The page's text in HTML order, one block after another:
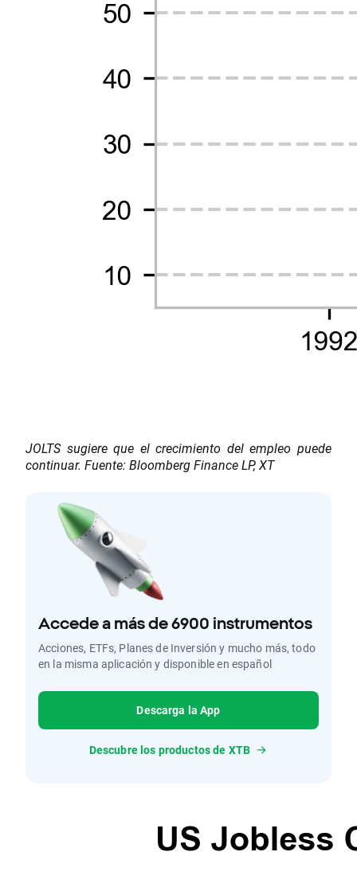
JOLTS sugiere que el crecimiento del empleo puede
continuar. Fuente: Bloomberg Finance LP, XT
Accede a más de 6900 instrumentos
Acciones, ETFs, Planes de Inversión y mucho más, todo
en la misma aplicación y disponible en español
Descarga la App
Descubre los productos de XTB